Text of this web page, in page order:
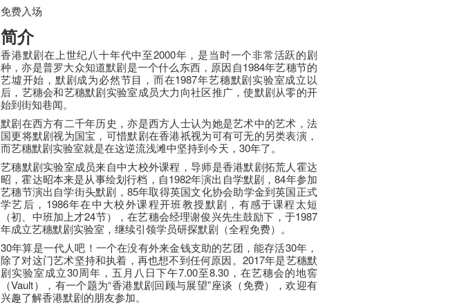
免费入场
简介
香港默剧在上世纪八十年代中至2000年，是当时一个非常活跃的剧
种，亦是普罗大众知道默剧是一个什么东西，原因自1984年艺穗节的
艺墟开始，默剧成为必然节目，而在1987年艺穗默剧实验室成立以
后，艺穗会和艺穗默剧实验室成员大力向社区推广，使默剧从零的开
始到街知巷闻。
默剧在西方有二千年历史，亦是西方人士认为她是艺术中的艺术，法
国更将默剧视为国宝，可惜默剧在香港祇视为可有可无的另类表演，
而艺穗默剧实验室就是在这逆流浅滩中坚持到今天，30年了。
艺穗默剧实验室成员来自中大校外课程，导师是香港默剧拓荒人霍达
昭，霍达昭本来是从事绘划行档，自1982年演出自学默剧，84年参加
艺穗节演出自学街头默剧，85年取得英国文化协会助学金到英国正式
学艺后，1986年在中大校外课程开班教授默剧，有感于课程太短
（初、中班加上才24节），在艺穗会经理谢俊兴先生鼓励下，于1987
年成立艺穗默剧实验室，继续引领学员研探默剧（全程免费）。
30年算是一代人吧！一个在没有外来金钱支助的艺团，能存活30年，
除了对这门艺术坚持和执着，再也想不到任何原因。2017年是艺穗默
剧实验室成立30周年，五月八日下午7.00至8.30，在艺穗会的地窖
（Vault），有一个题为“香港默剧回顾与展望”座谈（免费），欢迎有
兴趣了解香港默剧的朋友参加。